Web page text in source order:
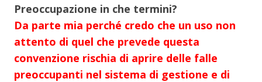
Preoccupazione in che termini?
Da parte mia perché credo che un uso non
attento di quel che prevede questa
convenzione rischia di aprire delle falle
preoccupanti nel sistema di gestione e di